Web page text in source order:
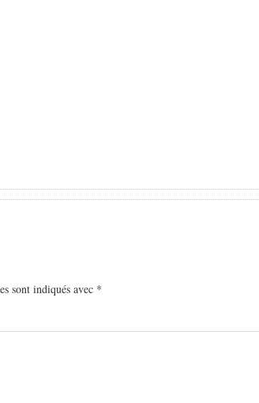
sont indiqués avec *